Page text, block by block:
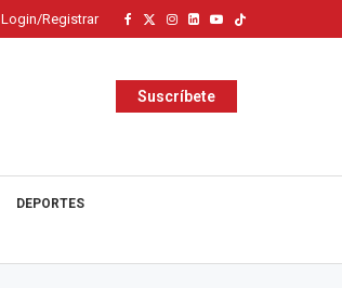
Login/Registrar
Suscríbete
DEPORTES